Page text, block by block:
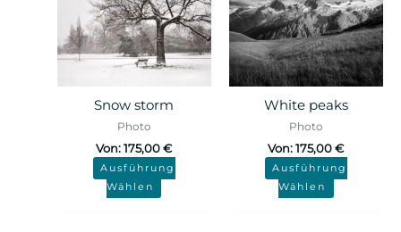
Snow storm
Photo
Von:175,00€
Ausführung
Wählen
White peaks
Photo
Von:175,00€
Ausführung
Wählen